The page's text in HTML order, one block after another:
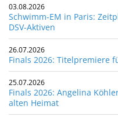
03.08.2026
Schwimm-EM in Paris:
DSV-Aktiven
26.07.2026
Finals 2026: Titelpremiere
25.07.2026
Finals 2026: Angelina
alten Heimat